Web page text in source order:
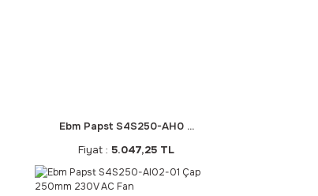
Ebm Papst S4S250-AH0 ...
Fiyat : 5.047,25 TL